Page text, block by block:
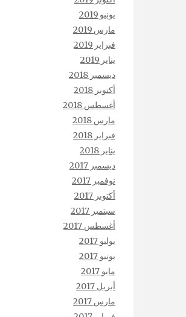
يونيو 2019
مارس 2019
فبراير 2019
يناير 2019
ديسمبر 2018
أكتوبر 2018
أغسطس 2018
مارس 2018
فبراير 2018
يناير 2018
ديسمبر 2017
نوفمبر 2017
أكتوبر 2017
سبتمبر 2017
أغسطس 2017
يوليو 2017
يونيو 2017
مايو 2017
أبريل 2017
مارس 2017